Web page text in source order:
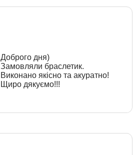
Доброго дня)
Замовляли браслетик.
Виконано якісно та акуратно!
Щиро дякуємо!!!